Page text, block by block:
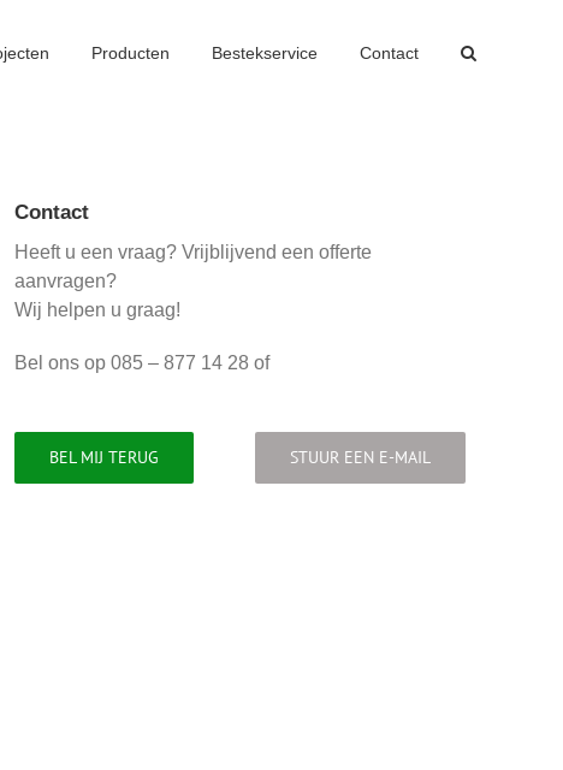
Producten Bestekservice Contact
Contact
Heeft u een vraag? Vrijblijvend een offerte
aanvragen?
Wij helpen u graag!
Bel ons op 085 – 877 14 28 of
BEL MIJ TERUG STUUR EEN E-MAIL